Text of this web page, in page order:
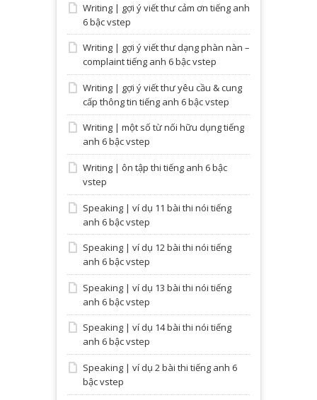
Writing | gợi ý viết thư cảm ơn tiếng anh
6 bậc vstep
Writing | gợi ý viết thư dạng phàn nàn –
complaint tiếng anh 6 bậc vstep
Writing | gợi ý viết thư yêu cầu & cung
cấp thông tin tiếng anh 6 bậc vstep
Writing | một số từ nối hữu dụng tiếng
anh 6 bậc vstep
Writing | ôn tập thi tiếng anh 6 bậc
vstep
Speaking | ví dụ 11 bài thi nói tiếng
anh 6 bậc vstep
Speaking | ví dụ 12 bài thi nói tiếng
anh 6 bậc vstep
Speaking | ví dụ 13 bài thi nói tiếng
anh 6 bậc vstep
Speaking | ví dụ 14 bài thi nói tiếng
anh 6 bậc vstep
Speaking | ví dụ 2 bài thi tiếng anh 6
bậc vstep